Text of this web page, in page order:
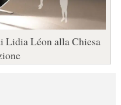
Lidia Léon alla Chiesa